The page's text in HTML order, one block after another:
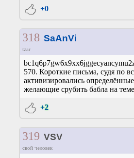
+0
318 SaAnVi
tzar
570. Короткие письма, судя по
активизировались
желающие срубить бабла на
+2
319 VSV
свой человек